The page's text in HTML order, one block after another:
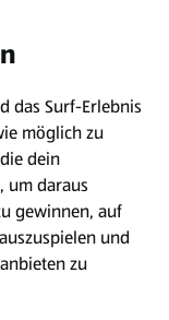
das Surf-Erlebnis
möglich zu
dein
um daraus
gewinnen, auf
und
zu